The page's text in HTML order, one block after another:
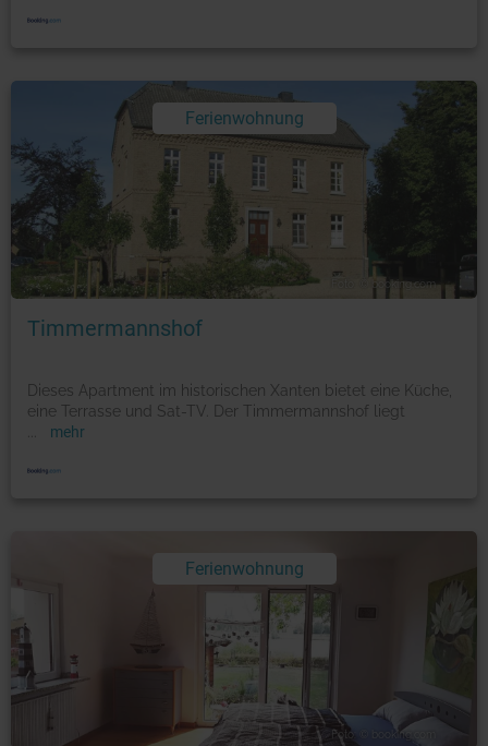
Ferienwohnung
Foto: © booking.com
Timmermannshof
Dieses Apartment im historischen Xanten bietet eine Küche,
eine Terrasse und Sat-TV. Der Timmermannshof liegt
mehr
Ferienwohnung
Foto: © booking.com